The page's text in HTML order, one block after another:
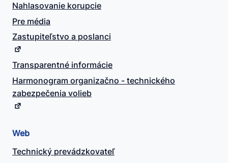
Nahlasovanie korupcie
Pre média
Zastupiteľstvo a poslanci
Transparentné informácie
Harmonogram organizačno - technického
zabezpečenia volieb
Web
Technický prevádzkovateľ